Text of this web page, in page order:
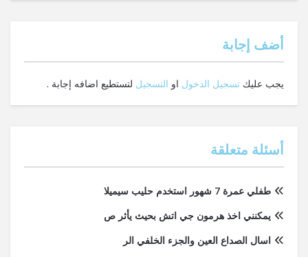
‫أضف إجابة
يجب عليك تسجيل الدخول او التسجيل لتستطيع اضافه إجابة .
أسئلة متعلقة
طفلي عمرة 7 شهور استخدم حليب سيميلا
يمكنني اخذ هرمون جي اتش بحيث يأثر ص
اسال الصداع العين والجزء الخلفي الر